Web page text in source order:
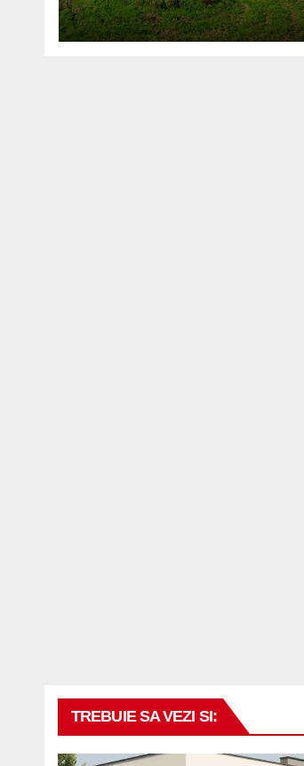
cheie pentru parcul
solar Tara Hategului
TREBUIE SA VEZI SI: